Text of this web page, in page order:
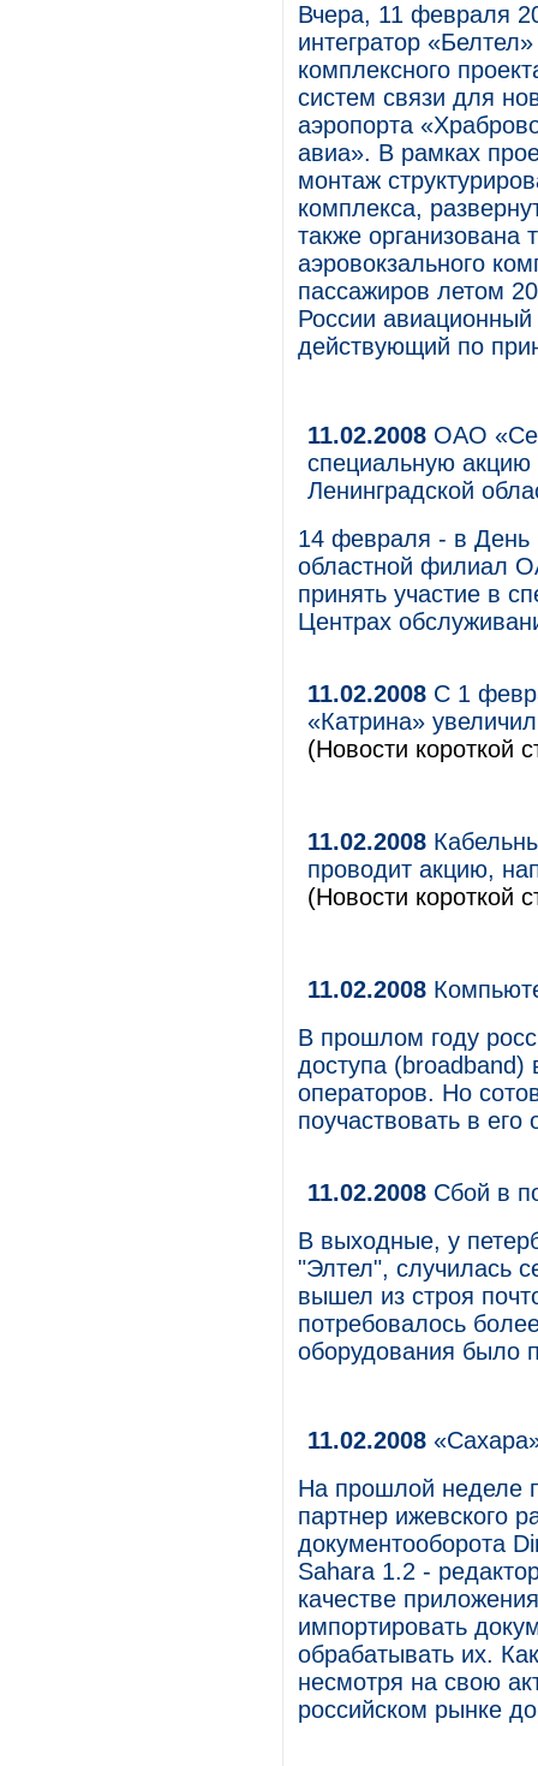
Вчера, 11 февраля
интегратор
комплексного
систем связи для
аэропорта
авиа». В рамках
монтаж
комплекса,
также
аэровокзального
пассажиров летом
России
действующий по
11.02.2008 ОАО
специальную
Ленинградской
14 февраля - в День
областной филиал
принять участие в
Центрах
11.02.2008 С 1
«Катрина»
(Новости короткой
11.02.2008
проводит акцию,
(Новости короткой
11.02.2008
В прошлом году
доступа (broadband)
операторов. Но
поучаствовать в его
11.02.2008 Сбой в
В выходные, у
"Элтел", случилась
вышел из строя
потребовалось
оборудования было
11.02.2008
На прошлой неделе
партнер ижевского
документооборота
Sahara 1.2 -
качестве
импортировать
обрабатывать их.
несмотря на свою
российском рынке